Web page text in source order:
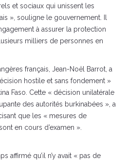
et sociaux qui unissent les
», souligne le gouvernement. Il
à assurer la protection
milliers de personnes en
français, Jean-Noël Barrot, a
hostile et sans fondement »
Faso. Cette « décision unilatérale
des autorités burkinabées », a
que les « mesures de
en cours d’examen ».
affirmé qu’il n’y avait « pas de